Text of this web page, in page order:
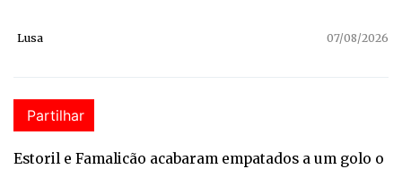
Lusa 07/08/2026
Partilhar
Estoril e Famalicão acabaram empatados a um golo o